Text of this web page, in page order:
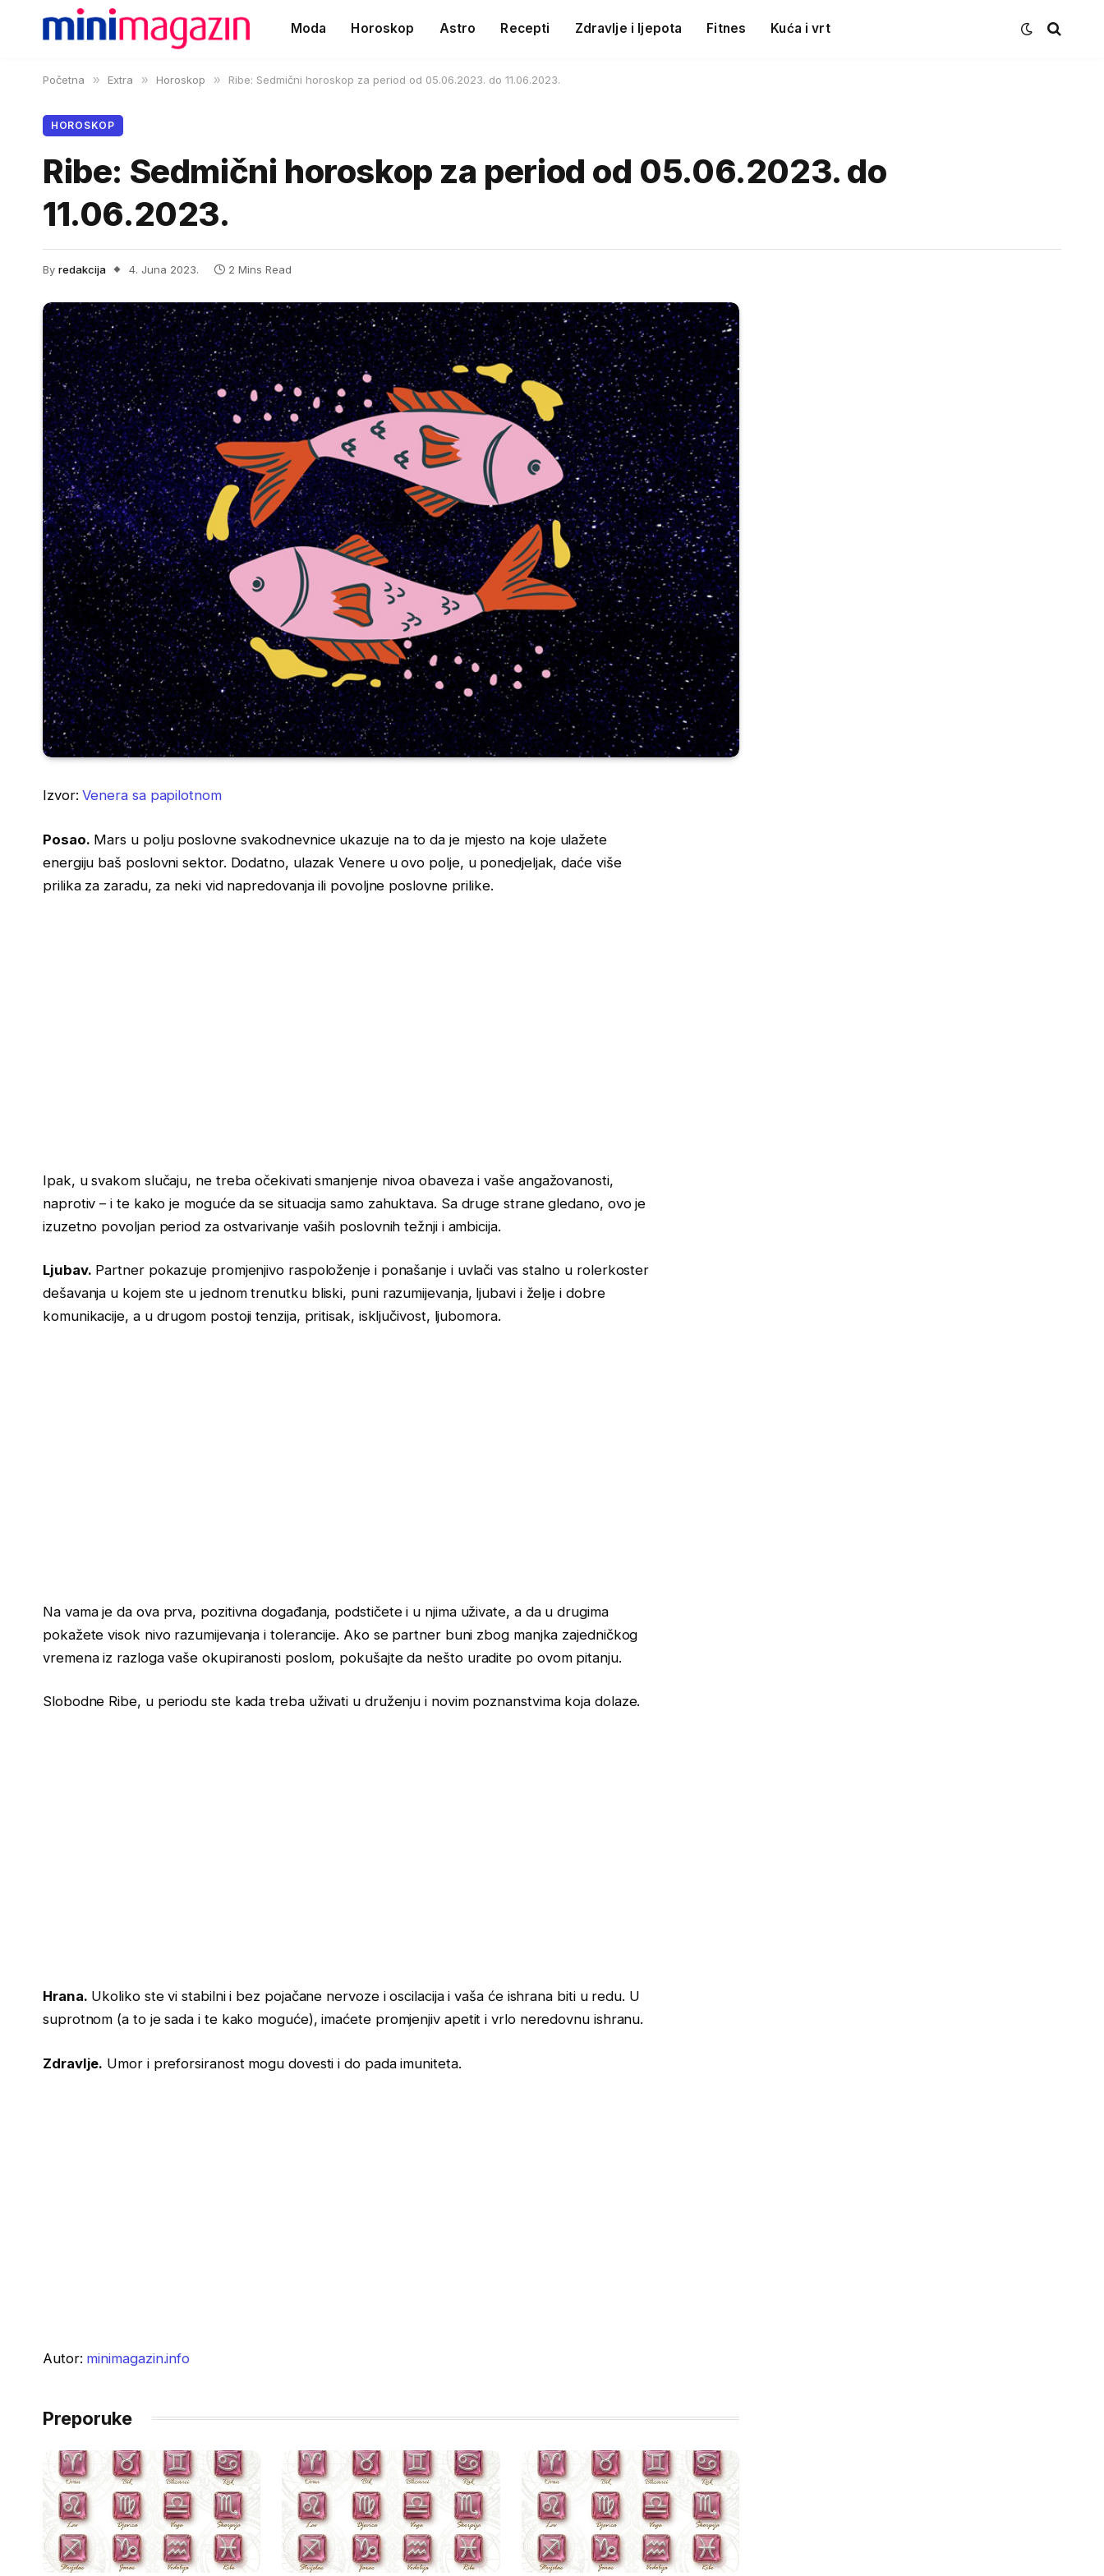
Moda Horoskop Astro Recepti Zdravlje i ljepota Fitnes Kuća i vrt
Početna » Extra » Horoskop » Ribe: Sedmični horoskop za period od 05.06.2023. do 11.06.2023.
HOROSKOP
Ribe: Sedmični horoskop za period od 05.06.2023. do
11.06.2023.
By redakcija 4. Juna 2023. 2 Mins Read
Izvor:Venera sa papilotnom
Posao. Mars u polju poslovne svakodnevnice ukazuje na to da je mjesto na koje ulažete
energiju baš poslovni sektor. Dodatno, ulazak Venere u ovo polje, u ponedjeljak, daće više
prilika za zaradu, za neki vid napredovanja ili povoljne poslovne prilike.
Ipak, u svakom slučaju, ne treba očekivati smanjenje nivoa obaveza i vaše angažovanosti,
naprotiv – i te kako je moguće da se situacija samo zahuktava. Sa druge strane gledano, ovo je
izuzetno povoljan period za ostvarivanje vaših poslovnih težnji i ambicija.
Ljubav. Partner pokazuje promjenjivo raspoloženje i ponašanje i uvlači vas stalno u rolerkoster
dešavanja u kojem ste u jednom trenutku bliski, puni razumijevanja, ljubavi i želje i dobre
komunikacije, a u drugom postoji tenzija, pritisak, isključivost, ljubomora.
Na vama je da ova prva, pozitivna događanja, podstičete i u njima uživate, a da u drugima
pokažete visok nivo razumijevanja i tolerancije. Ako se partner buni zbog manjka zajedničkog
vremena iz razloga vaše okupiranosti poslom, pokušajte da nešto uradite po ovom pitanju.
Slobodne Ribe, u periodu ste kada treba uživati u druženju i novim poznanstvima koja dolaze.
Hrana. Ukoliko ste vi stabilni i bez pojačane nervoze i oscilacija i vaša će ishrana biti u redu. U
suprotnom (a to je sada i te kako moguće), imaćete promjenjiv apetit i vrlo neredovnu ishranu.
Zdravlje. Umor i preforsiranost mogu dovesti i do pada imuniteta.
Autor: minimagazin.info
Preporuke